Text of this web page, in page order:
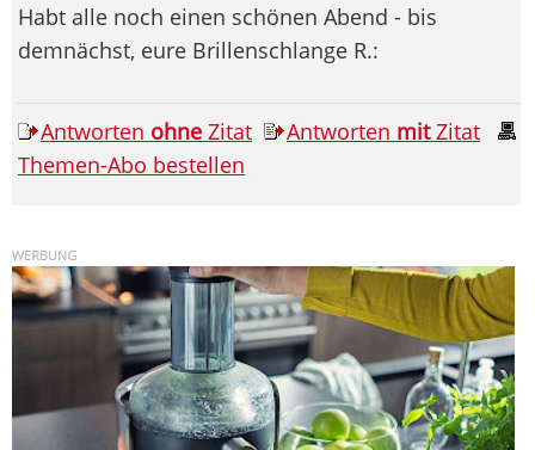
Habt alle noch einen schönen Abend - bis
demnächst, eure Brillenschlange R.:
Antworten ohne Zitat Antworten mitZitat
Themen-Abo bestellen